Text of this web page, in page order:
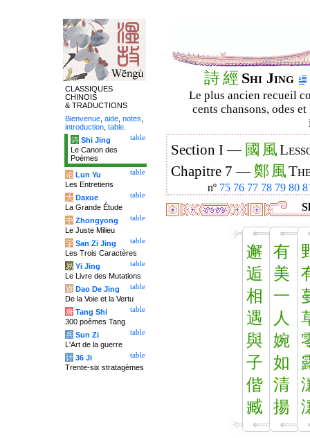
詩經 Shi Jing
Le plus ancien recueil
cents chansons, odes
Section I — 國 風
Chapitre 7 —鄭 風
nº 75 76 77 78 79 80
邂
逅
相
遇
與
子
偕
臧
有
美
一
人
婉
如
清
揚
CLASSIQUES
CHINOIS
& TRADUCTIONS
Bienvenue aide notes
introduction table
table
诗 Shi Jing
Le Canon des
Poèmes
table
论 Lun Yu
Les Entretiens
table
大 Daxue
La Grande Étude
table
中 Zhongyong
Le Juste Milieu
table
字 San Zi Jing
Les Trois Caractères
table
易 Yi Jing
Le Livre des Mutations
table
道 Dao De Jing
De la Voie et la Vertu
table
唐 Tang Shi
300 poèmes Tang
table
兵 Sun Zi
L'Art de la guerre
table
计 36 Ji
Trente-six stratagèmes